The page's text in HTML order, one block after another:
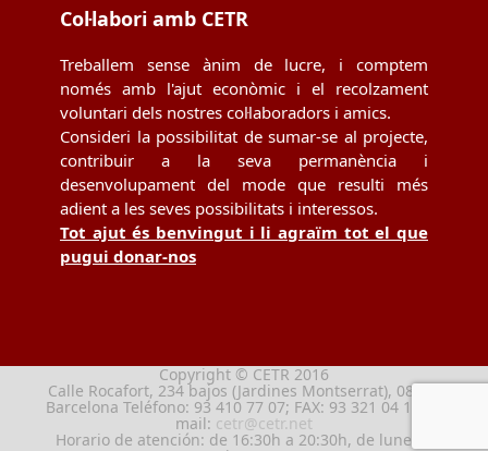
Col·labori amb CETR
Treballem sense ànim de lucre, i comptem
només amb l'ajut econòmic i el recolzament
voluntari dels nostres col·laboradors i amics.
Consideri la possibilitat de sumar-se al projecte,
contribuir a la seva permanència i
desenvolupament del mode que resulti més
adient a les seves possibilitats i interessos.
Tot ajut és benvingut i li agraïm tot el que
pugui donar-nos
Copyright © CETR 2016
Calle Rocafort, 234 bajos (Jardines Montserrat), 08029
Barcelona Teléfono: 93 410 77 07; FAX: 93 321 04 13; e-
mail: cetr@cetr.net
Horario de atención: de 16:30h a 20:30h, de lunes a